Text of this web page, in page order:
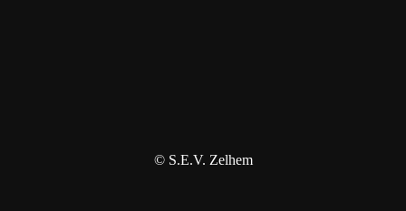
© S.E.V. Zelhem